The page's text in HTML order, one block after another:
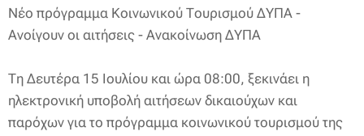
Νέο πρόγραμμα Κοινωνικού Τουρισμού ΔΥΠΑ -
Ανοίγουν οι αιτήσεις - Ανακοίνωση ΔΥΠΑ
Τη Δευτέρα 15 Ιουλίου και ώρα 08:00, ξεκινάει η
ηλεκτρονική υποβολή αιτήσεων δικαιούχων και
παρόχων για το πρόγραμμα κοινωνικού τουρισμού της